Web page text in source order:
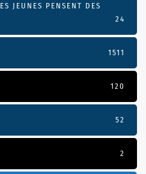
JEUNES PENSENT DES
24
1511
120
52
2